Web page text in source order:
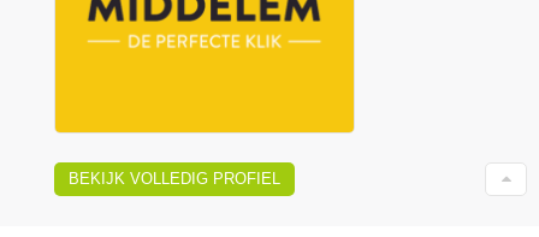
BEKIJK VOLLEDIG PROFIEL